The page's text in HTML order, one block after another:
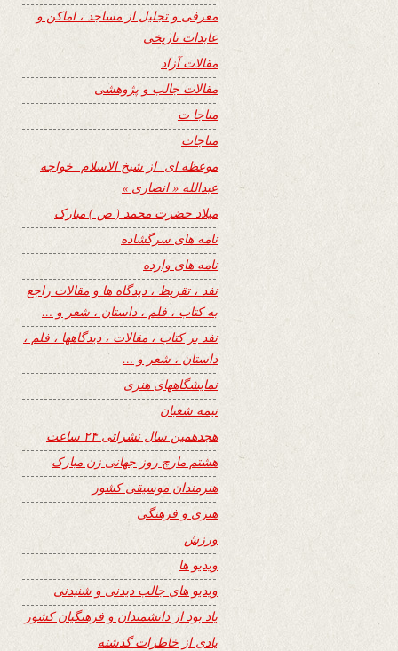
معرفی و تجلیل از مساجد ، اماکن و
عابدات تاریخی
مقالات آزاد
مقالات جالب و پژوهشی
مناجا ت
مناجات
موعظه ای از شیخ الاسلام خواجه
عبدالله « انصاری »
میلاد حضرت محمد ( ص ) مبارک
نامه های سرگشاده
نامه های وارده
نفد ، تقریظ ، دیدگاه ها و مقالات راجع
به کتاب ، فلم ، داستان ، شعر و …
نفد بر کتاب ، مقالات ، دیدگاهها ، فلم ،
داستان ، شعر و …
نمایشگاههای هنری
نیمه شعبان
هجدهمین سال نشراتی ۲۴ ساعت
هشتم مارچ روز جهانی زن مبارک
هنرمندان موسیقی کشور
هنری و فرهنگی
ورزش
ویدیو ها
ویدیو های جالب دیدنی و شنیدنی
یاد بود از دانشمندان و فرهنگیان کشور
یادی از خاطرات گذشته